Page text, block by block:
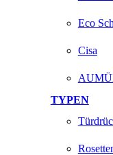
Eco
Cisa
TYPEN